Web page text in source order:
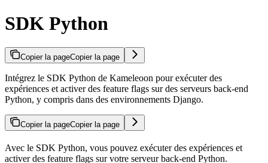
SDK Python
Copier la pageCopier la page
Intégrez le SDK Python de Kameleoon pour exécuter des
expériences et activer des feature flags sur des serveurs back-end
Python, y compris dans des environnements Django.
Copier la pageCopier la page
Avec le SDK Python, vous pouvez exécuter des expériences et
activer des feature flags sur votre serveur back-end Python.